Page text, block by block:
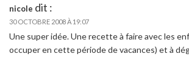
nicole dit :
30 OCTOBRE 2008 À 19:07
Une super idée. Une recette à faire avec les
occuper en cette période de vacances) et à